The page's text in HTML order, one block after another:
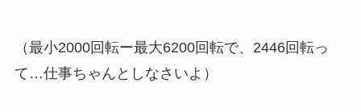
（最小2000回転ー最大6200回転で、2446回転っ
て…仕事ちゃんとしなさいよ）